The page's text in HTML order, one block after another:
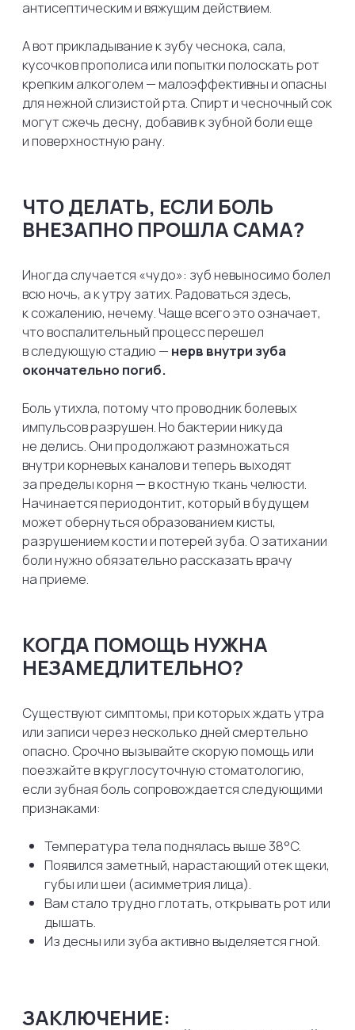
стоматологиях для таких экстренных случаев
Вас примут, быстро сделают снимок, найдут
причину, сделают качественный укол анестезии,
и вы наконец-то сможете вздохнуть
с облегчением. Берегите свои зубы
и не откладывайте визит к специалисту!
GRIART-DENT.RU
Все сведения, представленные на сайте, включая цены,
описания услуг и акций, носят исключительно
информационный характер и не являются публичной
офертой в соответствии со статьёй 437 ГК РФ.
Актуальные условия и стоимость услуг уточняйте
ООО «ГРИАРТ» Юридический адрес: 142111, Московская
область, город Подольск, Рязановское ш., д. 19, помещ. 3,
ИНН/КПП 5036157646/503601001 ОГРН 1165074052758
Политика конфиденциальности
Лицензия ЛО-50-01-009714
Сайт разработанKete Design.
Клиника
Специалисты
Портфолио
Отзывы
Услуги
Прайс-лист
Акции
Имплантация зубов
Хирургия
Протезирование зубов
Ортопедия
Коррекция прикуса
Гигиена полости рта